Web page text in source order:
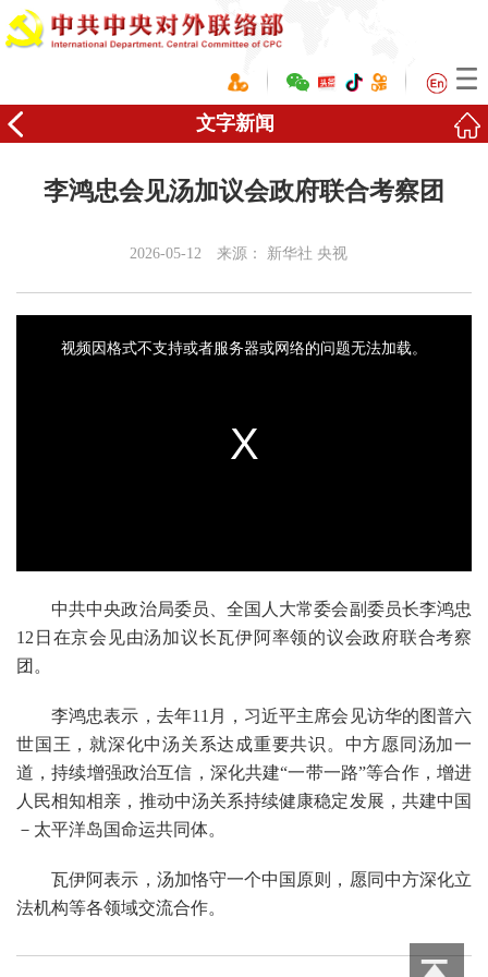
文字新闻
李鸿忠会见汤加议会政府联合考察团
2026-05-12 来源： 新华社 央视
中共中央政治局委员、全国人大常委会副委员长李鸿忠
12 日在京会见由汤加议长瓦伊阿率领的议会政府联合考察
团。
李鸿忠表示，去年11 月，习近平主席会见访华的图普六
世国王，就深化中汤关系达成重要共识。中方愿同汤加一
道，持续增强政治互信，深化共建“一带一路”等合作，增进
人民相知相亲，推动中汤关系持续健康稳定发展，共建中国
－太平洋岛国命运共同体。
瓦伊阿表示，汤加恪守一个中国原则，愿同中方深化立
法机构等各领域交流合作。